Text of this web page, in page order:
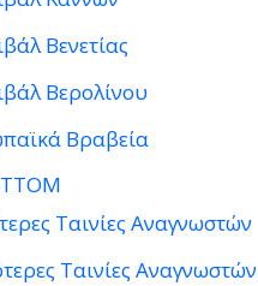
Βενετίας
Βερολίνου
Βραβεία
Ταινίες Αναγνωστών
Ταινίες Αναγνωστών